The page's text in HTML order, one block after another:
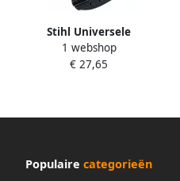
Stihl Universele
beschermkap 41190071013
1 webshop
€ 27,65
Populaire categorieën